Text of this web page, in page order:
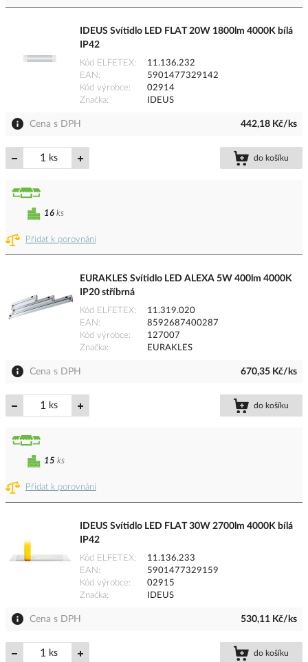
IDEUS Svítidlo LED FLAT 20W 1800lm 4000K bílá
IP42
Kód ELFETEX
11.136.232
EAN
5901477329142
Kód výrobce
02914
Značka
IDEUS
Cena s DPH 442,18 Kč/ks
ks do košíku
Přidat k porovnání
16 ks
EURAKLES Svítidlo LED ALEXA 5W 400lm 4000K
IP20 stříbrná
Kód ELFETEX
11.319.020
EAN
8592687400287
Kód výrobce
127007
Značka
EURAKLES
Cena s DPH 670,35 Kč/ks
ks do košíku
Přidat k porovnání
15 ks
IDEUS Svítidlo LED FLAT 30W 2700lm 4000K bílá
IP42
Kód ELFETEX
11.136.233
EAN
5901477329159
Kód výrobce
02915
Značka
IDEUS
Cena s DPH 530,11 Kč/ks
ks do košíku